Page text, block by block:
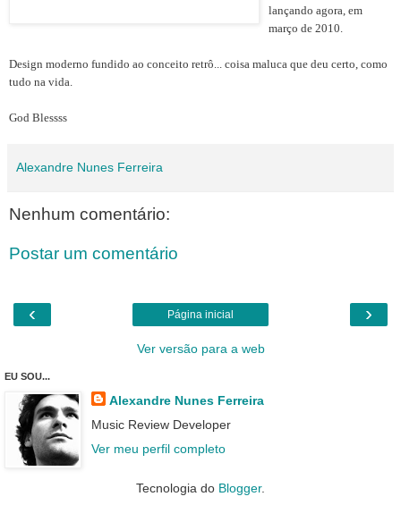
lançando agora, em
março de 2010.
Design moderno fundido ao conceito retrô... coisa maluca que deu certo, como
tudo na vida.
God Blessss
Alexandre Nunes Ferreira
Nenhum comentário:
Postar um comentário
‹ ›
Página inicial
Ver versão para a web
EU SOU...
Alexandre Nunes Ferreira
Music Review Developer
Ver meu perfil completo
Tecnologia do Blogger.